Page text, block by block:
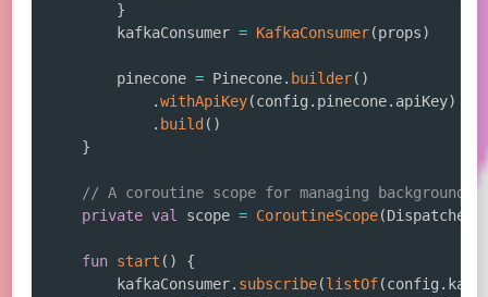
}
        kafkaConsumer
= KafkaConsumer(props)
        pinecone
= Pinecone. builder( )
.withApiKey(config . pinecone. apiKey)
. build ( )
}
// A coroutine scope for managing background
private val scope = CoroutineScope(Dispatchers
fun start ( )
{
        kafkaConsumer
. subscribe(listOf(config .